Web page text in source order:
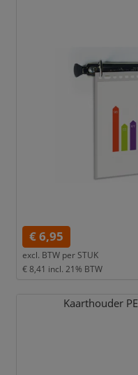
€ 6,95
excl. BTW per STUK
€ 8,41 incl. 21% BTW
Kaarthouder